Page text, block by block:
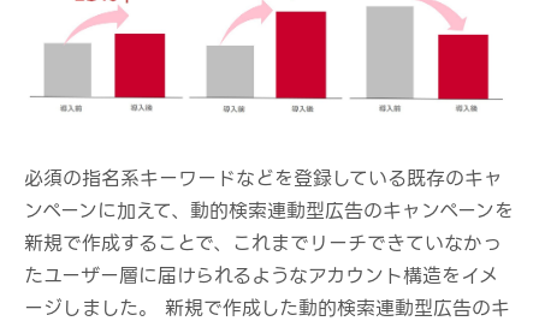
必須の指名系キーワードなどを登録している既存のキャ
ンペーンに加えて、動的検索連動型広告のキャンペーンを
新規で作成することで、これまでリーチできていなかっ
たユーザー層に届けられるようなアカウント構造をイメ
ージしました。 新規で作成した動的検索連動型広告のキ